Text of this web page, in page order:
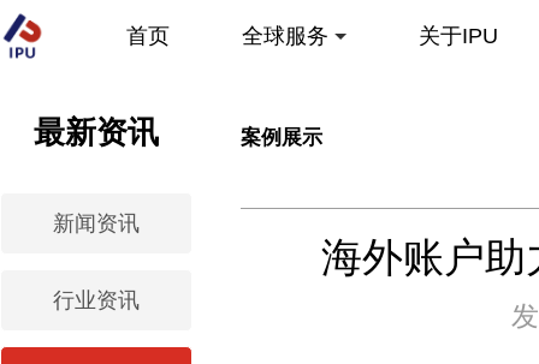
首页 全球服务
柬埔寨
澳大利亚 即将开启
中国香港 即将开启
关于IPU
最新资讯
新闻资讯
行业资讯
案例展示
海外账户助